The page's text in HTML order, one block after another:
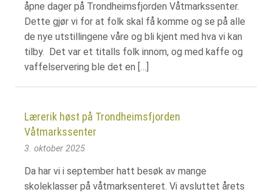
åpne dager på Trondheimsfjorden Våtmarkssenter.
Dette gjør vi for at folk skal få komme og se på alle
de nye utstillingene våre og bli kjent med hva vi kan
tilby. Det var et titalls folk innom, og med kaffe og
vaffelservering ble det en […]
Lærerik høst på Trondheimsfjorden
Våtmarkssenter
3. oktober 2025
Da har vi i september hatt besøk av mange
skoleklasser på våtmarksenteret. Vi avsluttet årets